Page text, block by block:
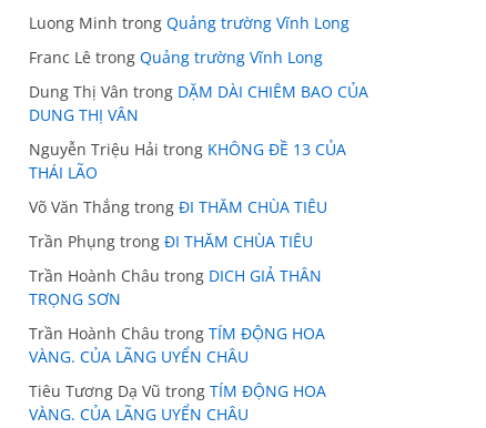
Luong Minh trong Quảng trường Vĩnh Long
Franc Lê trong Quảng trường Vĩnh Long
Dung Thị Vân trong DẶM DÀI CHIÊM BAO CỦA
DUNG THỊ VÂN
Nguyễn Triệu Hải trong KHÔNG ĐỀ 13 CỦA
THÁI LÃO
Võ Văn Thắng trong ĐI THĂM CHÙA TIÊU
Trần Phụng trong ĐI THĂM CHÙA TIÊU
Trần Hoành Châu trong DICH GIẢ THÂN
TRỌNG SƠN
Trần Hoành Châu trong TÍM ĐỘNG HOA
VÀNG. CỦA LÃNG UYỂN CHÂU
Tiêu Tương Dạ Vũ trong TÍM ĐỘNG HOA
VÀNG. CỦA LÃNG UYỂN CHÂU